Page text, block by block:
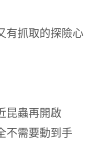
有抓取的探險心
昆蟲再開啟
不需要動到手